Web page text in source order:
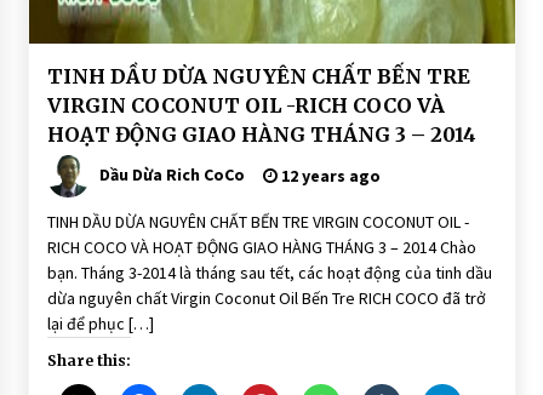
HOAT
ĐỘNG
GIAO
HÀNG
TINH DẦU DỪA NGUYÊN CHẤT BẾN TRE
VIRGIN COCONUT OIL -RICH COCO VÀ
HOẠT ĐỘNG GIAO HÀNG THÁNG 3 – 2014
Dầu Dừa Rich CoCo 12 years ago
TINH DẦU DỪA NGUYÊN CHẤT BẾN TRE VIRGIN COCONUT OIL -
RICH COCO VÀ HOẠT ĐỘNG GIAO HÀNG THÁNG 3 – 2014 Chào
bạn. Tháng 3-2014 là tháng sau tết, các hoạt động của tinh dầu
dừa nguyên chất Virgin Coconut Oil Bến Tre RICH COCO đã trở
lại để phục […]
Share this: